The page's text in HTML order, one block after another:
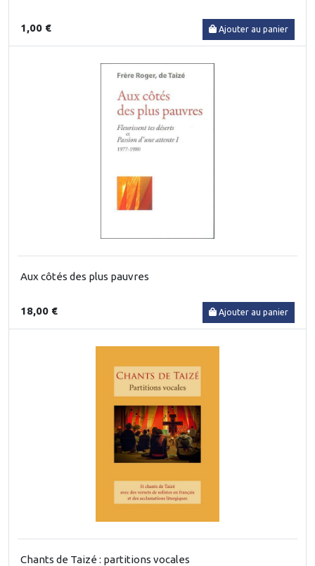
1,00 € Ajouter au panier
Aux côtés des plus pauvres
18,00 € Ajouter au panier
Chants de Taizé : partitions vocales